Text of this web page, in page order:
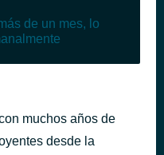
de un mes, lo
muchos años de
desde la